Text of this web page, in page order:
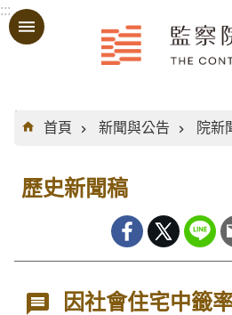
跳到主要內容區塊
:::
:::
首頁
新聞與公告 院新
歷史新聞稿
因社會住宅中籤